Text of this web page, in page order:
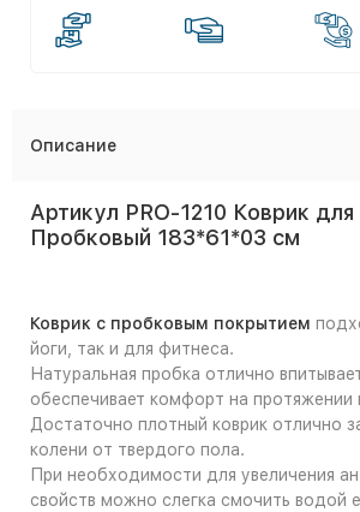
Описание
Артикул PRO-1210 Коврик для
Пробковый 183*61*03 см
Коврик с пробковым покрытием
йоги, так и для фитнеса.
Натуральная пробка отлично
обеспечивает комфорт на протяжении
Достаточно плотный коврик отлично
колени от твердого пола.
При необходимости для увеличения
свойств можно слегка смочить водой